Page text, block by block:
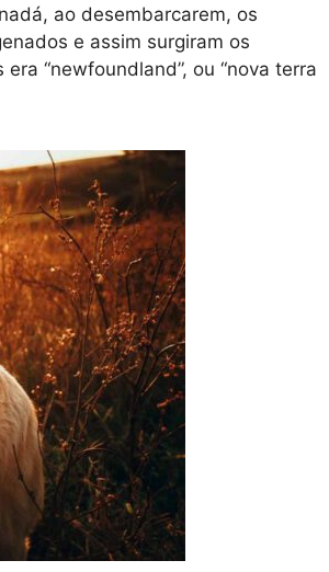
ao desembarcarem, os
e assim surgiram os
“newfoundland”, ou “nova terra